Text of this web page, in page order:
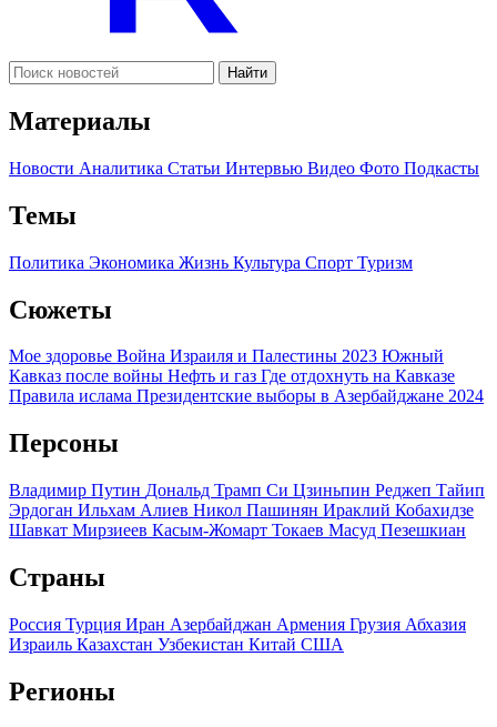
Найти
Материалы
Новости Аналитика Статьи Интервью Видео Фото Подкасты
Темы
Политика Экономика Жизнь Культура Спорт Туризм
Сюжеты
Мое здоровье Война Израиля и Палестины 2023 Южный
Кавказ после войны Нефть и газ Где отдохнуть на Кавказе
Правила ислама Президентские выборы в Азербайджане 2024
Персоны
Владимир Путин Дональд Трамп Си Цзиньпин Реджеп Тайип
Эрдоган Ильхам Алиев Никол Пашинян Ираклий Кобахидзе
Шавкат Мирзиеев Касым-Жомарт Токаев Масуд Пезешкиан
Страны
Россия Турция Иран Азербайджан Армения Грузия Абхазия
Израиль Казахстан Узбекистан Китай США
Регионы